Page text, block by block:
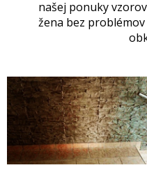
našej ponuky
žena bez